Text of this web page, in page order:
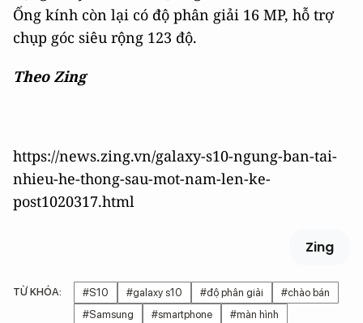
Ống kính còn lại có độ phân giải 16 MP, hỗ trợ
chụp góc siêu rộng 123 độ.
Theo Zing
https://news.zing.vn/galaxy-s10-ngung-ban-tai-
nhieu-he-thong-sau-mot-nam-len-ke-
post1020317.html
Zing
TỪ KHÓA: #S10 #galaxy s10 #độ phân giải
#chào bán
#Samsung
#smartphone #màn hình